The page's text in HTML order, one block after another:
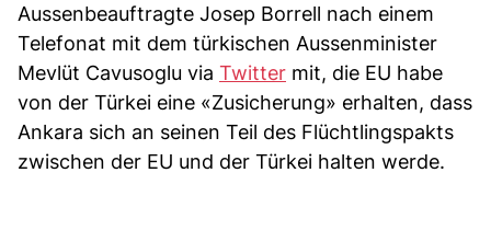
Aussenbeauftragte Josep Borrell nach einem
Telefonat mit dem türkischen Aussenminister
Mevlüt Cavusoglu via Twitter mit, die EU habe
von der Türkei eine «Zusicherung» erhalten, dass
Ankara sich an seinen Teil des Flüchtlingspakts
zwischen der EU und der Türkei halten werde.